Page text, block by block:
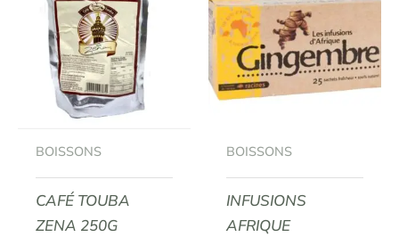
BOISSONS
CAFÉ TOUBA
ZENA 250G
BOISSONS
INFUSIONS
AFRIQUE